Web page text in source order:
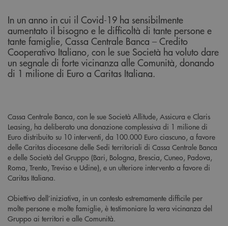
In un anno in cui il Covid-19 ha sensibilmente
aumentato il bisogno e le difficoltà di tante persone e
tante famiglie, Cassa Centrale Banca – Credito
Cooperativo Italiano, con le sue Società ha voluto dare
un segnale di forte vicinanza alle Comunità, donando
di 1 milione di Euro a Caritas Italiana.
Cassa Centrale Banca, con le sue Società Allitude, Assicura e Claris
Leasing, ha deliberato una donazione complessiva di 1 milione di
Euro distribuito su 10 interventi, da 100.000 Euro ciascuno, a favore
delle Caritas diocesane delle Sedi territoriali di Cassa Centrale Banca
e delle Società del Gruppo (Bari, Bologna, Brescia, Cuneo, Padova,
Roma, Trento, Treviso e Udine), e un ulteriore intervento a favore di
Caritas Italiana.
Obiettivo dell’iniziativa, in un contesto estremamente difficile per
molte persone e molte famiglie, è testimoniare la vera vicinanza del
Gruppo ai territori e alle Comunità.